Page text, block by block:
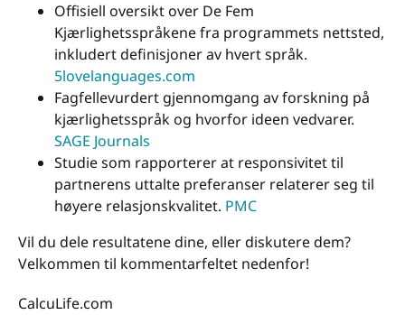
Offisiell oversikt over De Fem
Kjærlighetsspråkene fra programmets nettsted,
inkludert definisjoner av hvert språk.
5lovelanguages.com
Fagfellevurdert gjennomgang av forskning på
kjærlighetsspråk og hvorfor ideen vedvarer.
SAGE Journals
Studie som rapporterer at responsivitet til
partnerens uttalte preferanser relaterer seg til
høyere relasjonskvalitet. PMC
Vil du dele resultatene dine, eller diskutere dem?
Velkommen til kommentarfeltet nedenfor!
CalcuLife.com